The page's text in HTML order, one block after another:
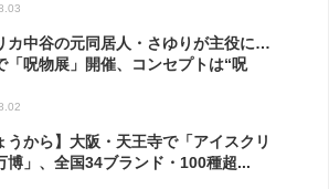
カ中谷の元同居人・さゆりが主役に…
「呪物展」開催、コンセプトは“呪
うから】大阪・天王寺で「アイスクリ
博」、全国34ブランド・100種超...